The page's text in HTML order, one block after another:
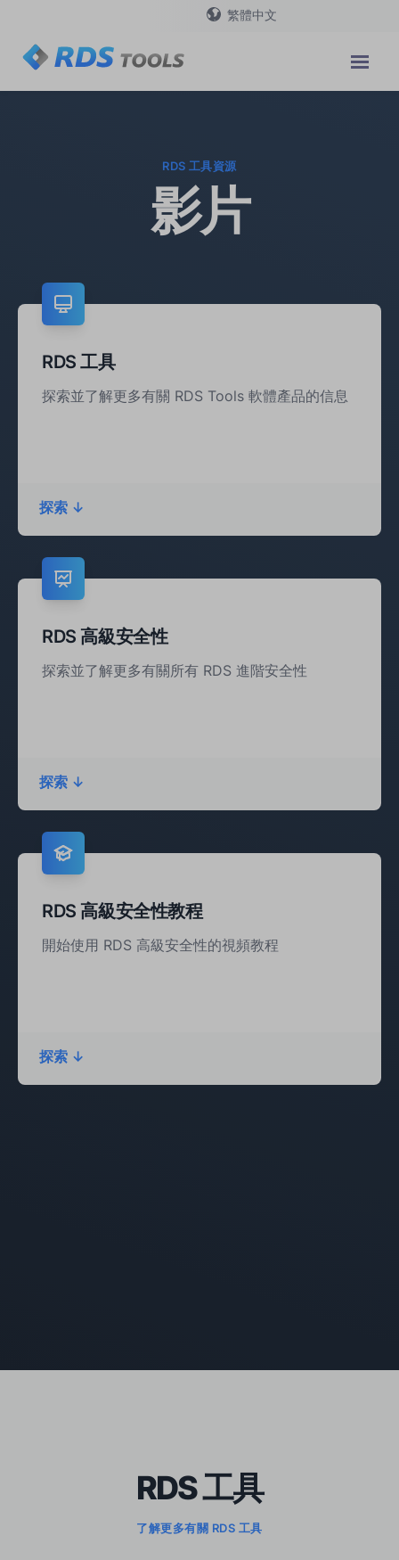
繁體中文
RDS 工具資源
影片
RDS 工具
探索並了解更多有關 RDS Tools 軟體產品的信息
探索 ↓
RDS 高級安全性‍
探索並了解更多有關所有 RDS 進階安全性
探索 ↓
RDS 高級安全性教程‍
開始使用 RDS 高級安全性的視頻教程
探索 ↓
RDS 工具
了解更多有關 RDS 工具